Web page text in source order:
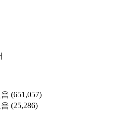
(651,057)
(25,286)